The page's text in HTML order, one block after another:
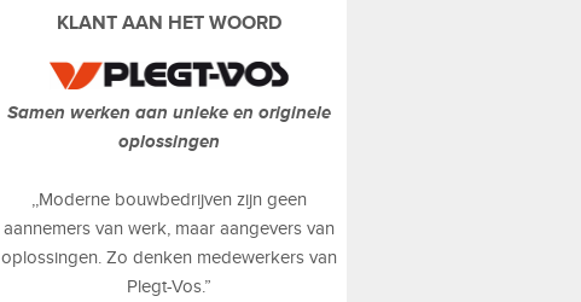
KLANT AAN HET WOORD
Samen werken aan unieke en originele
oplossingen
,,Moderne bouwbedrijven zijn geen
aannemers van werk, maar aangevers van
oplossingen. Zo denken medewerkers van
Plegt-Vos.”